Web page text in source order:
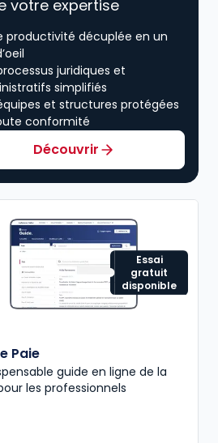
votre expertise
productivité décuplée en un
juridiques et
simplifiés
et structures protégées
conformité
Découvrir
Essai
gratuit
disponible
Paie
guide en ligne de la
les professionnels